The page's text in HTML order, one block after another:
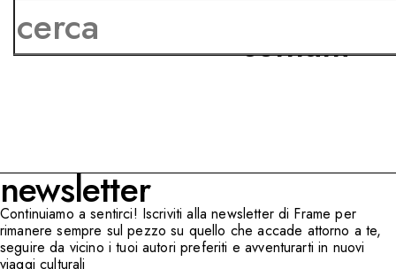
network
contatti
newsletter
Continuiamo a sentirci! Iscriviti alla newsletter di Frame per
rimanere sempre sul pezzo su quello che accade attorno a te,
seguire da vicino i tuoi autori preferiti e avventurarti in nuovi
viaggi culturali